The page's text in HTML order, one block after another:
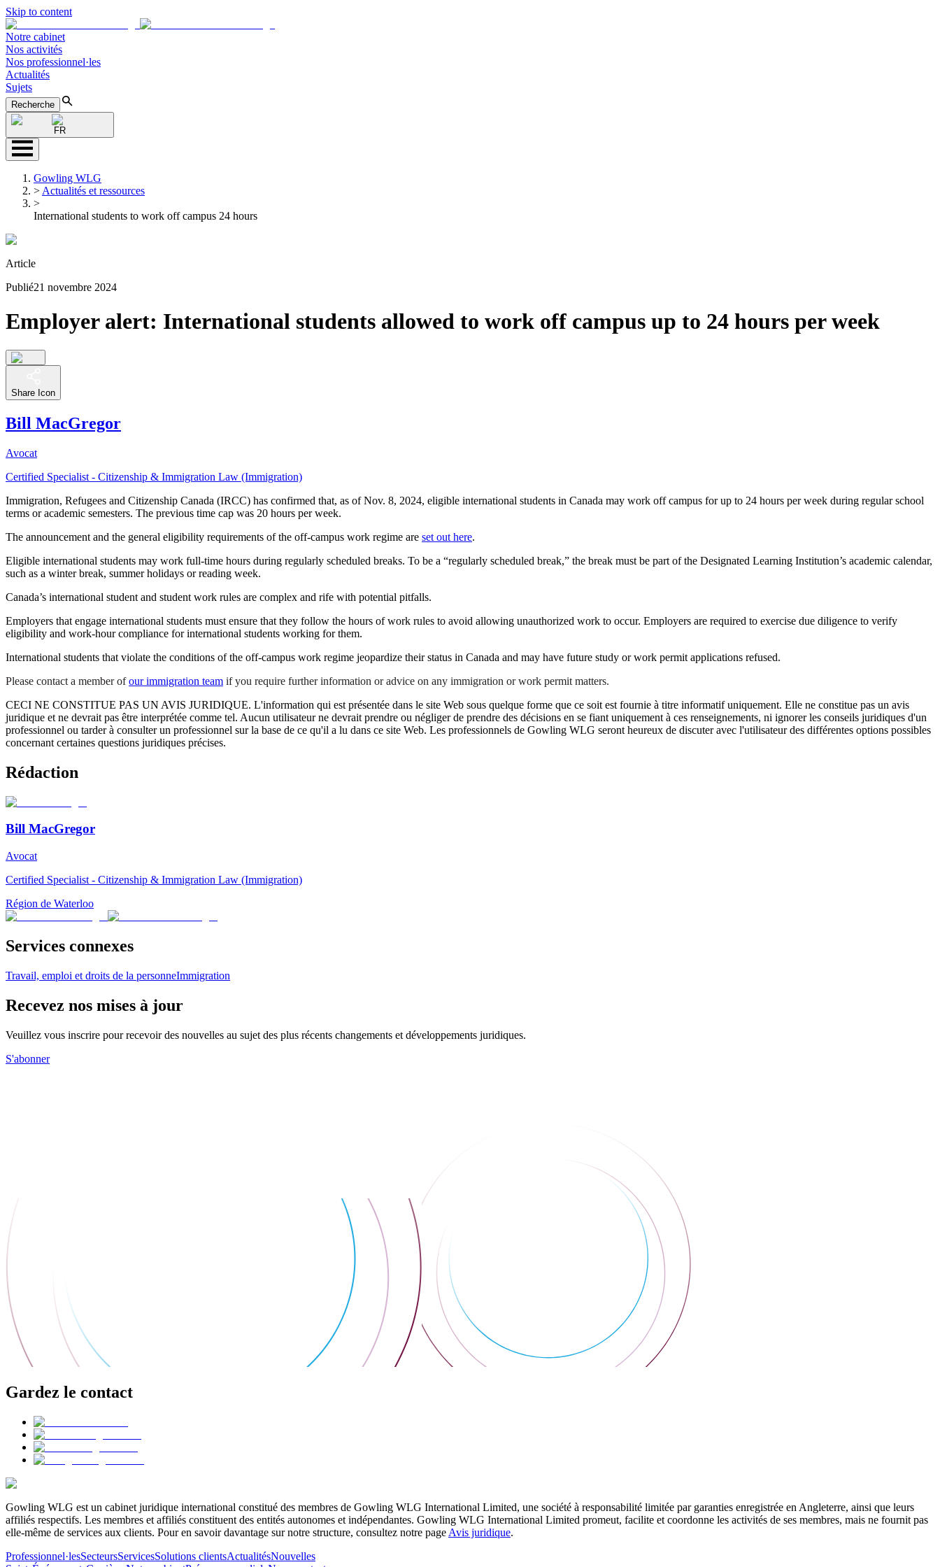
Skip to content
Notre cabinet
Nos activités
Nos professionnel·les
Actualités
Sujets
Recherche
FR
Gowling WLG
> Actualités et ressources
>
International students to work off campus 24 hours
Article
Publié21 novembre 2024
Employer alert: International students allowed to work off campus up to 24 hours per week
Share Icon
Bill MacGregor
Avocat
Certified Specialist - Citizenship & Immigration Law (Immigration)
Immigration, Refugees and Citizenship Canada (IRCC) has confirmed that, as of Nov. 8, 2024, eligible international students in Canada may work off campus for up to 24 hours per week during regular school
terms or academic semesters. The previous time cap was 20 hours per week.
The announcement and the general eligibility requirements of the off-campus work regime are set out here.
Eligible international students may work full-time hours during regularly scheduled breaks. To be a “regularly scheduled break,” the break must be part of the Designated Learning Institution’s academic calendar,
such as a winter break, summer holidays or reading week.
Canada’s international student and student work rules are complex and rife with potential pitfalls.
Employers that engage international students must ensure that they follow the hours of work rules to avoid allowing unauthorized work to occur. Employers are required to exercise due diligence to verify
eligibility and work-hour compliance for international students working for them.
International students that violate the conditions of the off-campus work regime jeopardize their status in Canada and may have future study or work permit applications refused.
Please contact a member ofour immigration team if you require further information or advice on any immigration or work permit matters.
CECI NE CONSTITUE PAS UN AVIS JURIDIQUE. L'information qui est présentée dans le site Web sous quelque forme que ce soit est fournie à titre informatif uniquement. Elle ne constitue pas un avis
juridique et ne devrait pas être interprétée comme tel. Aucun utilisateur ne devrait prendre ou négliger de prendre des décisions en se fiant uniquement à ces renseignements, ni ignorer les conseils juridiques d'un
professionnel ou tarder à consulter un professionnel sur la base de ce qu'il a lu dans ce site Web. Les professionnels de Gowling WLG seront heureux de discuter avec l'utilisateur des différentes options possibles
concernant certaines questions juridiques précises.
Rédaction
Bill MacGregor
Avocat
Certified Specialist - Citizenship & Immigration Law (Immigration)
Région de Waterloo
Services connexes
Travail, emploi et droits de la personneImmigration
Recevez nos mises à jour
Veuillez vous inscrire pour recevoir des nouvelles au sujet des plus récents changements et développements juridiques.
S'abonner
Gardez le contact
Gowling WLG est un cabinet juridique international constitué des membres de Gowling WLG International Limited, une société à responsabilité limitée par garanties enregistrée en Angleterre, ainsi que leurs
affiliés respectifs. Les membres et affiliés constituent des entités autonomes et indépendantes. Gowling WLG International Limited promeut, facilite et coordonne les activités de ses membres, mais ne fournit pas
elle-même de services aux clients. Pour en savoir davantage sur notre structure, consultez notre page Avis juridique.
Professionnel·lesSecteursServicesSolutions clientsActualitésNouvelles